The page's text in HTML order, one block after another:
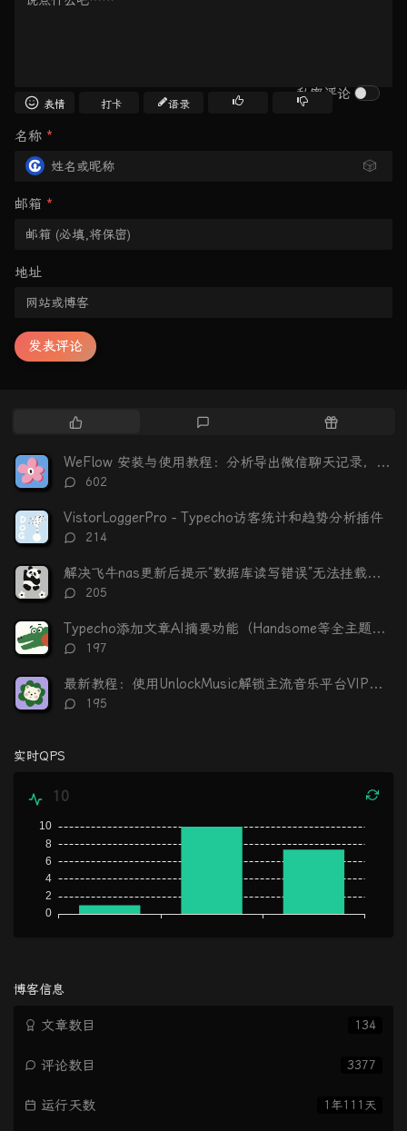
表情 打卡 语录
私密评论
名称 *
🎲
邮箱 *
地址
发表评论
热
文
章
评
随
文
WeFlow 安装与使用教程：分析导出微信聊天记录，生成可视化年度报告
评
数：
602
VistorLoggerPro - Typecho访客统计和趋势分析插件
评
数：
214
解决飞牛nas更新后提示“数据库读写错误”无法挂载硬盘
评
数：
205
Typecho添加文章AI摘要功能（Handsome等全主题适配）
评
数：
197
最新教程：使用UnlockMusic解锁主流音乐平台VIP歌曲的加密保护
评
195
实时QPS
10
博客信息
134
文章数目
3377
评论数目
1年111天
运行天数